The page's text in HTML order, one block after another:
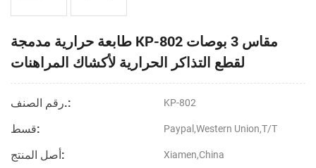
طابعة حرارية مدمجة KP-802 مقاس 3 بوصات
لقطع التذاكر الحرارية لأكشاك المراهنات
رقم الصنف.: KP-802
قسط: Paypal,Western Union,T/T
أصل المنتج: Xiamen,China